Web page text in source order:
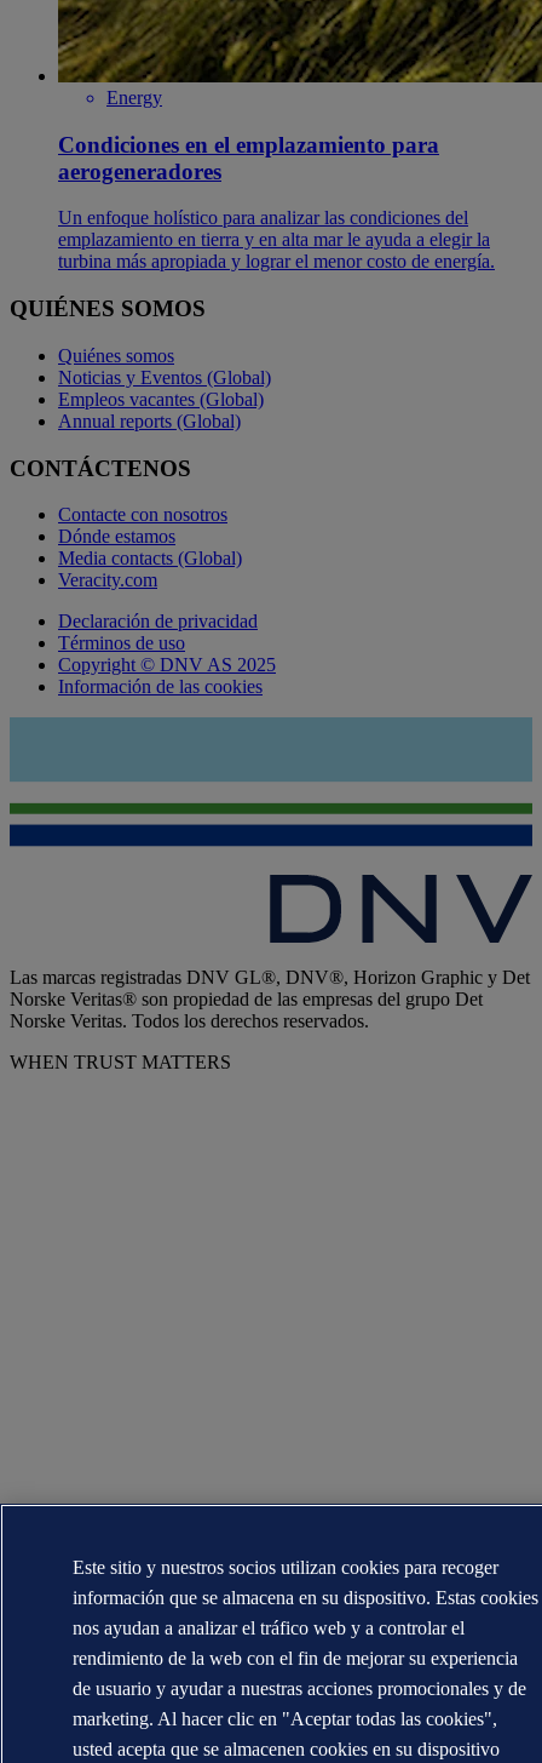
Energy
Condiciones en el emplazamiento para
aerogeneradores
Un enfoque holístico para analizar las condiciones del
emplazamiento en tierra y en alta mar le ayuda a elegir la
turbina más apropiada y lograr el menor costo de energía.
QUIÉNES SOMOS
Quiénes somos
Noticias y Eventos (Global)
Empleos vacantes (Global)
Annual reports (Global)
CONTÁCTENOS
Contacte con nosotros
Dónde estamos
Media contacts (Global)
Veracity.com
Declaración de privacidad
Términos de uso
Copyright © DNV AS 2025
Información de las cookies
Las marcas registradas DNV GL®, DNV®, Horizon Graphic y Det
Norske Veritas® son propiedad de las empresas del grupo Det
Norske Veritas. Todos los derechos reservados.
WHEN TRUST MATTERS
Este sitio y nuestros socios utilizan cookies para recoger
información que se almacena en su dispositivo. Estas cookies
nos ayudan a analizar el tráfico web y a controlar el
rendimiento de la web con el fin de mejorar su experiencia
de usuario y ayudar a nuestras acciones promocionales y de
marketing. Al hacer clic en "Aceptar todas las cookies",
usted acepta que se almacenen cookies en su dispositivo